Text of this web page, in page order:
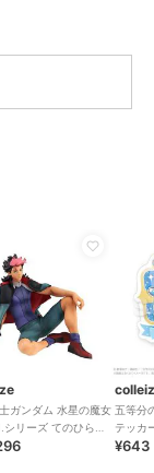
ガンダム 水星の魔女
シリーズ てのひらグ
五等分
テッカ
野三玖
¥643